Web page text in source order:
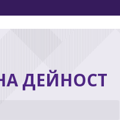
ДЕЙНОСТ